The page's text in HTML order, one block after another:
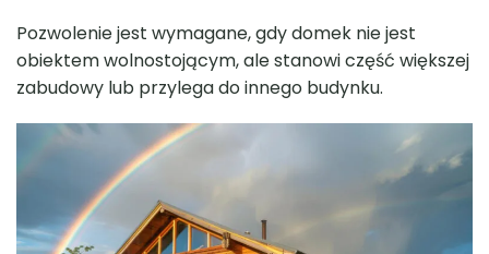
Pozwolenie jest wymagane, gdy domek nie jest
obiektem wolnostojącym, ale stanowi część większej
zabudowy lub przylega do innego budynku.